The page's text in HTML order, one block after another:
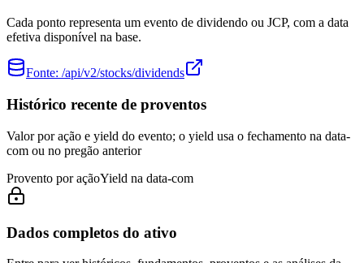
Cada ponto representa um evento de dividendo ou JCP, com a data
efetiva disponível na base.
Fonte: /api/v2/stocks/dividends
Histórico recente de proventos
Valor por ação e yield do evento; o yield usa o fechamento na data-
com ou no pregão anterior
Provento por açãoYield na data-com
Dados completos do ativo